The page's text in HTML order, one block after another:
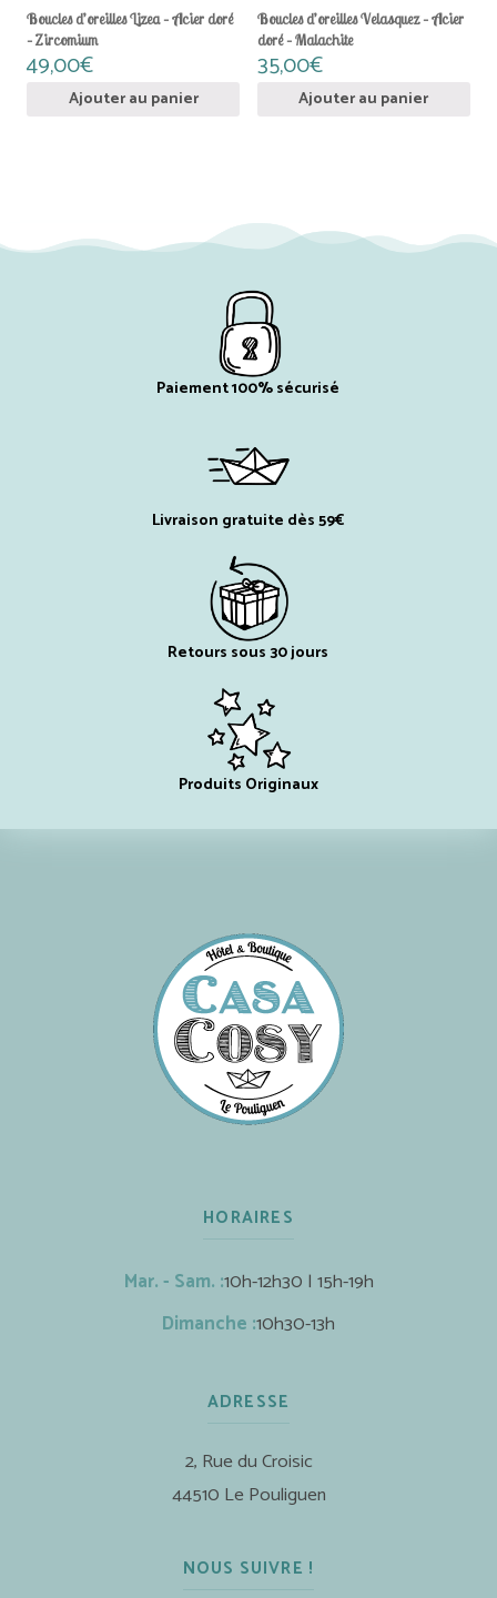
Boucles d’oreilles Lizea – Acier doré
– Zircomium
49,00€
Ajouter au panier
Boucles d’oreilles Velasquez – Acier
doré – Malachite
35,00€
Ajouter au panier
Paiement 100% sécurisé
Livraison gratuite dès 59€
Retours sous 30 jours
Produits Originaux
HORAIRES
Mar. - Sam. :10h-12h30 | 15h-19h
Dimanche :10h30-13h
ADRESSE
2, Rue du Croisic
44510 Le Pouliguen
NOUS SUIVRE !